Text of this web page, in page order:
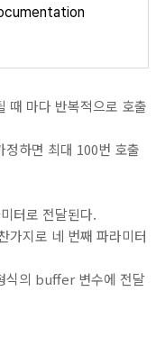
때 마다 반복적으로 호출
정하면 최대 100번 호출
터로 전달된다.
가지로 네 번째 파라미터
식의 buffer 변수에 전달